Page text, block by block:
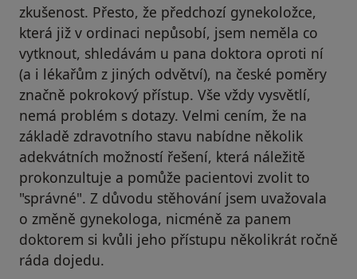
zkušenost. Přesto, že předchozí gynekoložce,
která již v ordinaci nepůsobí, jsem neměla co
vytknout, shledávám u pana doktora oproti ní
(a i lékařům z jiných odvětví), na české poměry
značně pokrokový přístup. Vše vždy vysvětlí,
nemá problém s dotazy. Velmi cením, že na
základě zdravotního stavu nabídne několik
adekvátních možností řešení, která náležitě
prokonzultuje a pomůže pacientovi zvolit to
"správné". Z důvodu stěhování jsem uvažovala
o změně gynekologa, nicméně za panem
doktorem si kvůli jeho přístupu několikrát ročně
ráda dojedu.